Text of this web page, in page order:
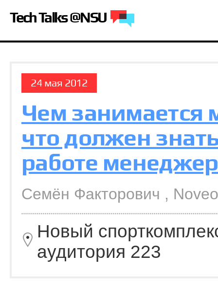
Tech Talks @NSU
24 мая 2012
Чем занимается
что должен
работе
Семён Факторович , Noveo
Новый
аудитория 223